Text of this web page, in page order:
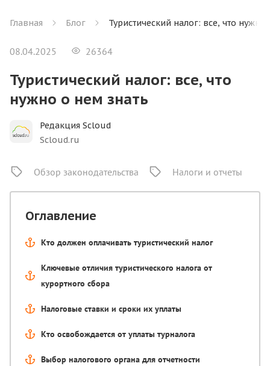
Главная Блог Туристический налог: все, что нужно
08.04.2025 26364
Туристический налог: все, что
нужно о нем знать
Редакция Scloud
Scloud.ru
Обзор законодательства Налоги и отчеты
Оглавление
Кто должен оплачивать туристический налог
Ключевые отличия туристического налога от
курортного сбора
Налоговые ставки и сроки их уплаты
Кто освобождается от уплаты турналога
Выбор налогового органа для отчетности